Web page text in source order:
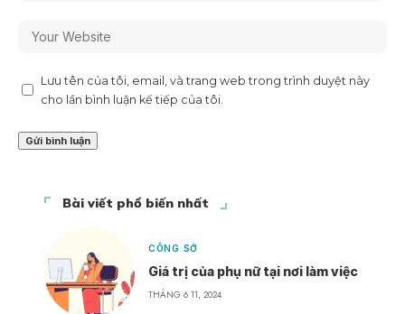
Lưu tên của tôi, email, và trang web trong trình duyệt này
cho lần bình luận kế tiếp của tôi.
Bài viết phổ biến nhất
CÔNG SỞ
Giá trị của phụ nữ tại nơi làm việc
THÁNG 6 11, 2024